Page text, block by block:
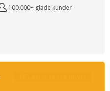
100.000+ glade kunder